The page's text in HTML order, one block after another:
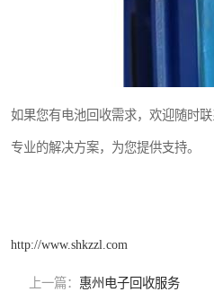
如果您有电池回收需求，欢迎随时
专业的解决方案，为您提供支持。
http://www.shkzzl.com
上一篇： 惠州电子回收服务